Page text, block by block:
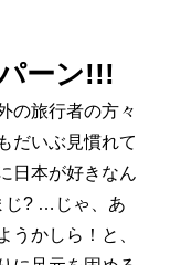
ーン!!!
の旅行者の方々
だいぶ見慣れて
日本が好きなん
じ? …じゃ、あ
うかしら！と、